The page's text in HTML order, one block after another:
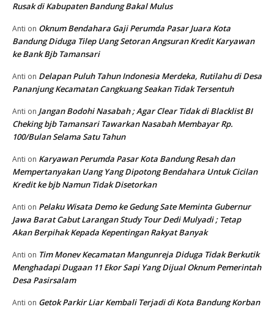
Rusak di Kabupaten Bandung Bakal Mulus
Anti on Oknum Bendahara Gaji Perumda Pasar Juara Kota
Bandung Diduga Tilep Uang Setoran Angsuran Kredit Karyawan
ke Bank Bjb Tamansari
Anti on Delapan Puluh Tahun Indonesia Merdeka, Rutilahu di Desa
Pananjung Kecamatan Cangkuang Seakan Tidak Tersentuh
Anti on Jangan Bodohi Nasabah ; Agar Clear Tidak di Blacklist BI
Cheking bjb Tamansari Tawarkan Nasabah Membayar Rp.
100/Bulan Selama Satu Tahun
Anti on Karyawan Perumda Pasar Kota Bandung Resah dan
Mempertanyakan Uang Yang Dipotong Bendahara Untuk Cicilan
Kredit ke bjb Namun Tidak Disetorkan
Anti on Pelaku Wisata Demo ke Gedung Sate Meminta Gubernur
Jawa Barat Cabut Larangan Study Tour Dedi Mulyadi ; Tetap
Akan Berpihak Kepada Kepentingan Rakyat Banyak
Anti on Tim Monev Kecamatan Mangunreja Diduga Tidak Berkutik
Menghadapi Dugaan 11 Ekor Sapi Yang Dijual Oknum Pemerintah
Desa Pasirsalam
Anti on Getok Parkir Liar Kembali Terjadi di Kota Bandung Korban